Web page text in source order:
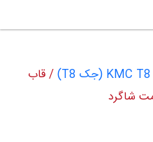
KMC T8 (جک T8)
/ قاب